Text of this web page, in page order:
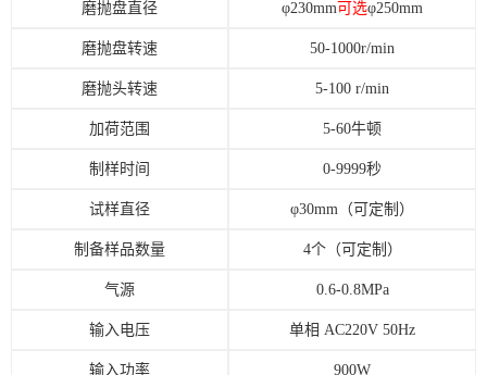
磨抛盘直径 φ230mm 可选φ250mm
磨抛盘转速 50-1000r/min
磨抛头转速 5-100 r/min
加荷范围 5-60牛顿
制样时间 0-9999秒
试样直径 φ30mm （可定制）
制备样品数量 4个（可定制）
气源 0.6-0.8MPa
输入电压 单相 AC220V 50Hz
输入功率 900W